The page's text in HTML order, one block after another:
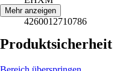
EAN
4260012710786
Mehr anzeigen
Produktsicherheit